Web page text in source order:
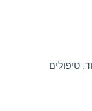
טיפולים